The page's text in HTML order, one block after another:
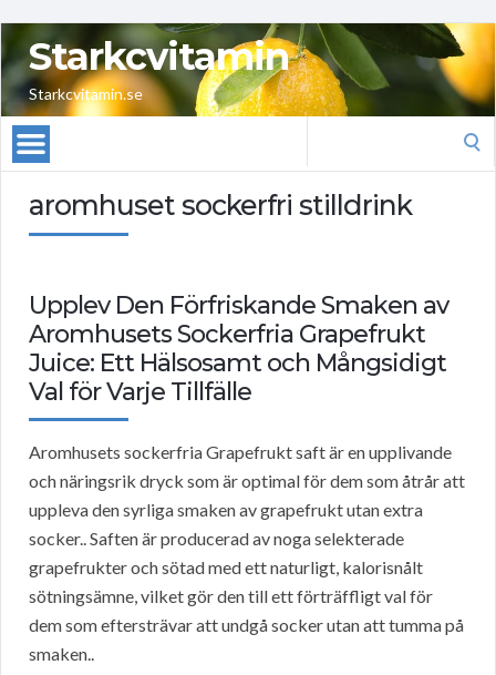
Starkcvitamin
Starkcvitamin.se
aromhuset sockerfri stilldrink
Upplev Den Förfriskande Smaken av
Aromhusets Sockerfria Grapefrukt
Juice: Ett Hälsosamt och Mångsidigt
Val för Varje Tillfälle
Aromhusets sockerfria Grapefrukt saft är en upplivande
och näringsrik dryck som är optimal för dem som åtrår att
uppleva den syrliga smaken av grapefrukt utan extra
socker.. Saften är producerad av noga selekterade
grapefrukter och sötad med ett naturligt, kalorisnålt
sötningsämne, vilket gör den till ett förträffligt val för
dem som eftersträvar att undgå socker utan att tumma på
smaken..